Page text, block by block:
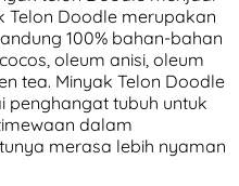
Telon Doodle merupakan
100% bahan-bahan
oleum anisi, oleum
tea. Minyak Telon Doodle
tubuh untuk
dalam
merasa lebih nyaman